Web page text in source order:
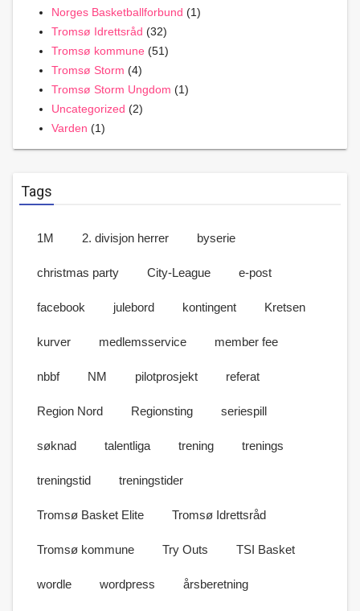
Norges Basketballforbund (1)
Tromsø Idrettsråd (32)
Tromsø kommune (51)
Tromsø Storm (4)
Tromsø Storm Ungdom (1)
Uncategorized (2)
Varden (1)
Tags
1M 2. divisjon herrer byserie
christmas party City-League e-post
facebook julebord kontingent Kretsen
kurver medlemsservice member fee
nbbf NM pilotprosjekt referat
Region Nord Regionsting seriespill
søknad talentliga trening trenings
treningstid treningstider
Tromsø Basket Elite Tromsø Idrettsråd
Tromsø kommune Try Outs TSI Basket
wordle wordpress årsberetning